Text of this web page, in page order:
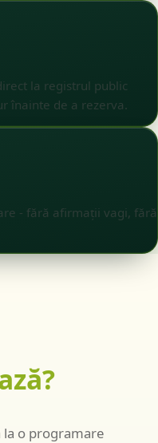
la registrul public
înainte de a rezerva.
- fără afirmații vagi, fără
la o programare